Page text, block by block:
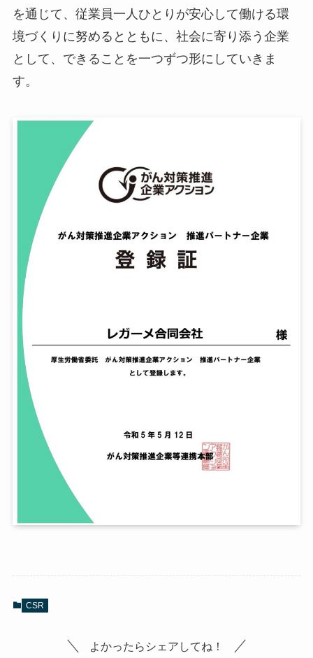
を通じて、従業員一人ひとりが安心して働ける環
境づくりに努めるとともに、社会に寄り添う企業
として、できることを一つずつ形にしていきま
す。
CSR
よかったらシェアしてね！